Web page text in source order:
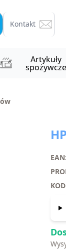
Kontakt
Artykuły
spożywcze